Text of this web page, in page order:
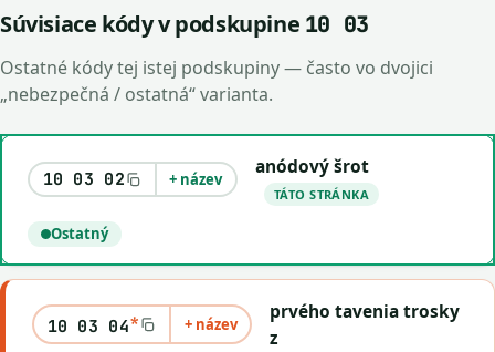
Súvisiace kódy v podskupine 10 03
Ostatné kódy tej istej podskupiny — často vo dvojici
„nebezpečná / ostatná“ varianta.
10 03 02 + název
anódový šrot
TÁTO STRÁNKA
Ostatný
10 03 04* + název
prvého tavenia trosky
z